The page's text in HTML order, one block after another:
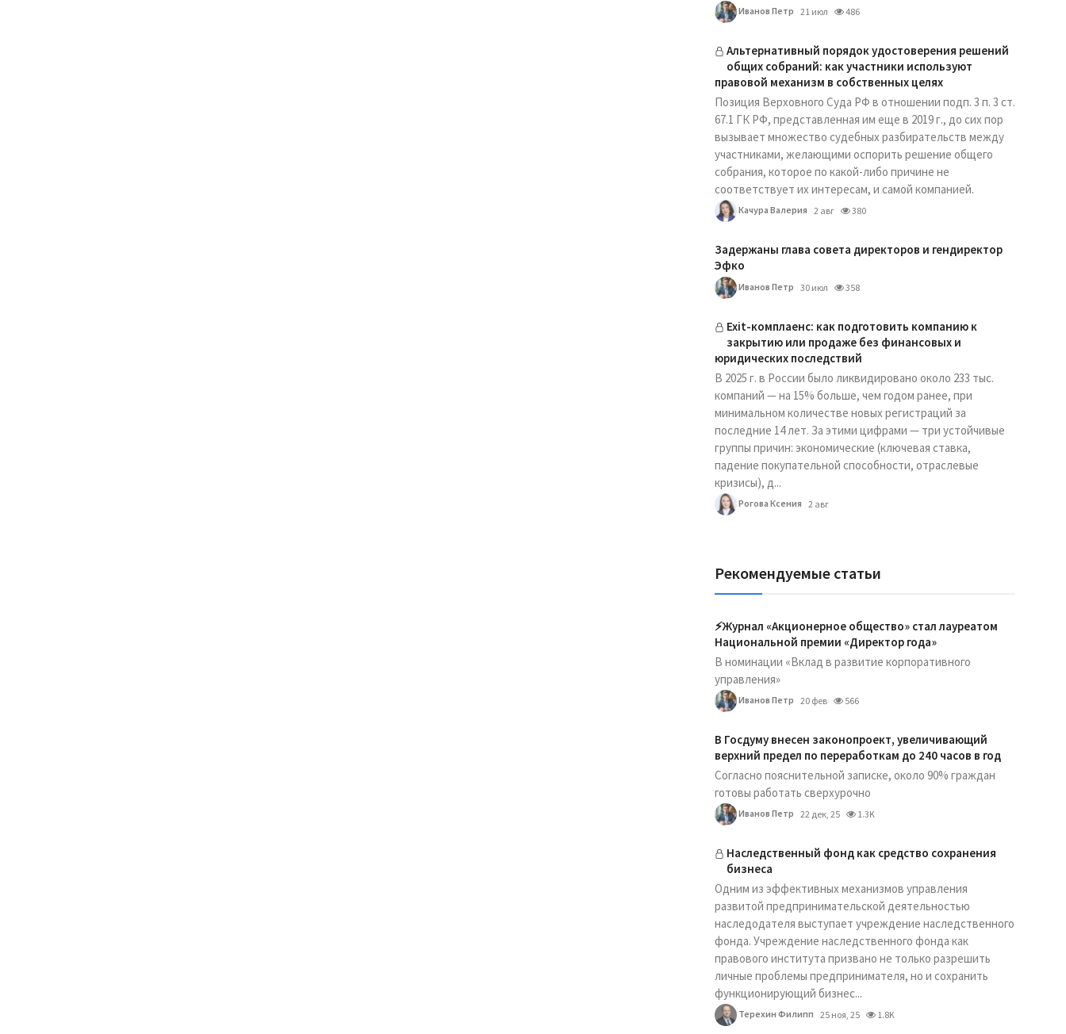
Иванов Петр 21 июл 486
Альтернативный порядок удостоверения решений
общих собраний: как участники используют
правовой механизм в собственных целях
Позиция Верховного Суда РФ в отношении подп. 3 п. 3 ст.
67.1 ГК РФ, представленная им еще в 2019 г., до сих пор
вызывает множество судебных разбирательств между
участниками, желающими оспорить решение общего
собрания, которое по какой-либо причине не
соответствует их интересам, и самой компанией.
Качура Валерия 2 авг 380
Задержаны глава совета директоров и гендиректор
Эфко
Иванов Петр 30 июл 358
Exit-комплаенс: как подготовить компанию к
закрытию или продаже без финансовых и
юридических последствий
В 2025 г. в России было ликвидировано около 233 тыс.
компаний — на 15% больше, чем годом ранее, при
минимальном количестве новых регистраций за
последние 14 лет. За этими цифрами — три устойчивые
группы причин: экономические (ключевая ставка,
падение покупательной способности, отраслевые
кризисы), д...
Рогова Ксения 2 авг
Рекомендуемые статьи
⚡️Журнал «Акционерное общество» стал лауреатом
Национальной премии «Директор года»
В номинации «Вклад в развитие корпоративного
управления»
Иванов Петр 20 фев 566
В Госдуму внесен законопроект, увеличивающий
верхний предел по переработкам до 240 часов в год
Согласно пояснительной записке, около 90% граждан
готовы работать сверхурочно
Иванов Петр 22 дек, 25 1.3K
Наследственный фонд как средство сохранения
бизнеса
Одним из эффективных механизмов управления
развитой предпринимательской деятельностью
наследодателя выступает учреждение наследственного
фонда. Учреждение наследственного фонда как
правового института призвано не только разрешить
личные проблемы предпринимателя, но и сохранить
функционирующий бизнес...
Терехин Филипп 25 ноя, 25 1.8K